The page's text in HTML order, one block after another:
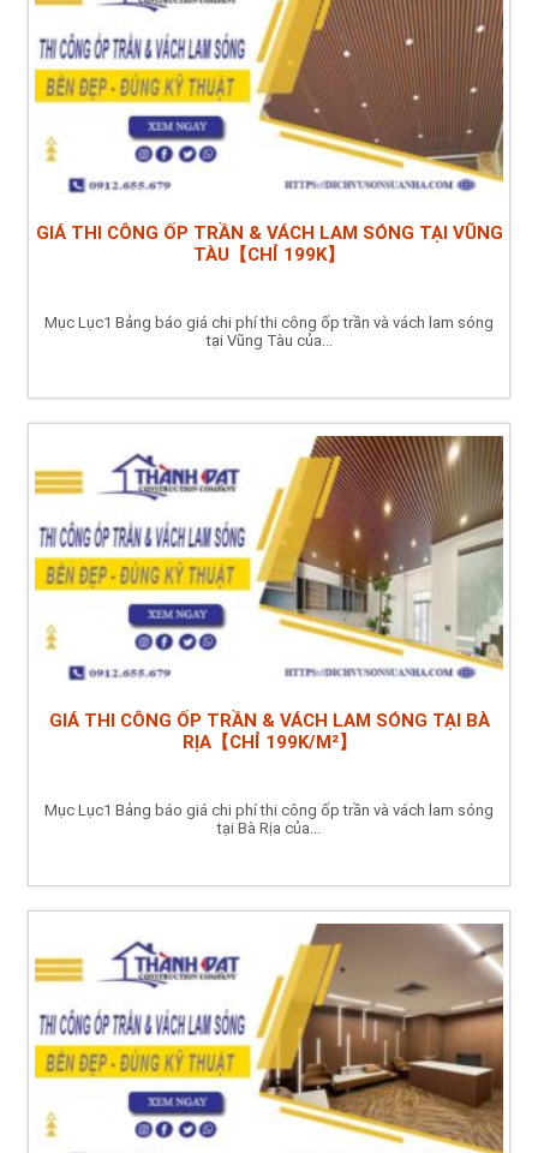
GIÁ THI CÔNG ỐP TRẦN & VÁCH LAM SÓNG TẠI VŨNG
TÀU【CHỈ 199K】
Mục Lục1 Bảng báo giá chi phí thi công ốp trần và vách lam sóng
tại Vũng Tàu của...
GIÁ THI CÔNG ỐP TRẦN & VÁCH LAM SÓNG TẠI BÀ
RỊA【CHỈ 199K/M²】
Mục Lục1 Bảng báo giá chi phí thi công ốp trần và vách lam sóng
tại Bà Rịa của...